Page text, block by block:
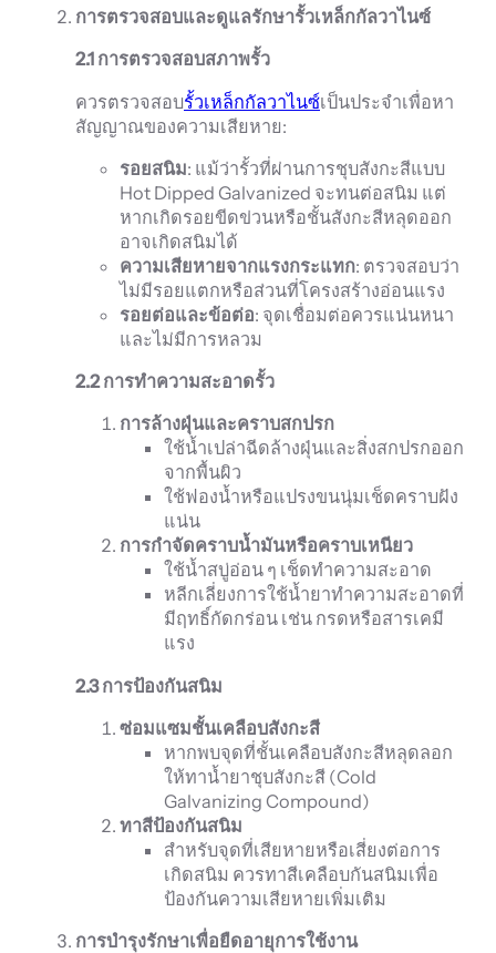
การตรวจสอบและดูแลรักษารั้วเหล็กกัลวาไนซ์
2.1 การตรวจสอบสภาพรั้ว
ควรตรวจสอบรั้วเหล็กกัลวาไนซ์เป็นประจำเพื่อหา
สัญญาณของความเสียหาย:
รอยสนิม: แม้ว่ารั้วที่ผ่านการชุบสังกะสีแบบ
Hot Dipped Galvanized จะทนต่อสนิม แต่
หากเกิดรอยขีดข่วนหรือชั้นสังกะสีหลุดออก
อาจเกิดสนิมได้
ความเสียหายจากแรงกระแทก: ตรวจสอบว่า
ไม่มีรอยแตกหรือส่วนที่โครงสร้างอ่อนแรง
รอยต่อและข้อต่อ: จุดเชื่อมต่อควรแน่นหนา
และไม่มีการหลวม
2.2การทำความสะอาดรั้ว
การล้างฝุ่นและคราบสกปรก
ใช้น้ำเปล่าฉีดล้างฝุ่นและสิ่งสกปรกออก
จากพื้นผิว
ใช้ฟองน้ำหรือแปรงขนนุ่มเช็ดคราบฝัง
แน่น
การกำจัดคราบน้ำมันหรือคราบเหนียว
ใช้น้ำสบู่อ่อน ๆ เช็ดทำความสะอาด
หลีกเลี่ยงการใช้น้ำยาทำความสะอาดที่
มีฤทธิ์กัดกร่อน เช่น กรดหรือสารเคมี
แรง
2.3การป้องกันสนิม
ซ่อมแซมชั้นเคลือบสังกะสี
หากพบจุดที่ชั้นเคลือบสังกะสีหลุดลอก
ให้ทาน้ำยาชุบสังกะสี (Cold
Galvanizing Compound)
ทาสีป้องกันสนิม
สำหรับจุดที่เสียหายหรือเสี่ยงต่อการ
เกิดสนิม ควรทาสีเคลือบกันสนิมเพื่อ
ป้องกันความเสียหายเพิ่มเติม
การบำรุงรักษาเพื่อยืดอายุการใช้งาน